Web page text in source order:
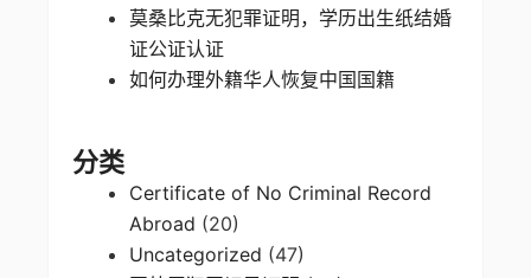
莫桑比克无犯罪证明，学历出生纸结婚
证公证认证
如何办理外籍华人恢复中国国籍
分类
Certificate of No Criminal Record
Abroad (20)
Uncategorized (47)